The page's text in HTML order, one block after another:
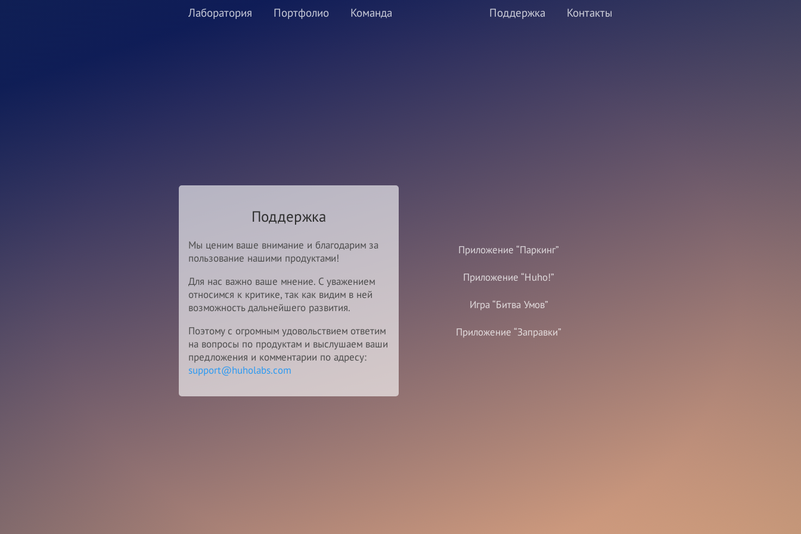
Лаборатория Портфолио Команда Поддержка Контакты
Поддержка
Мы ценим ваше внимание и благодарим за
пользование нашими продуктами!
Для нас важно ваше мнение. С уважением
относимся к критике, так как видим в ней
возможность дальнейшего развития.
Поэтому с огромным удовольствием ответим
на вопросы по продуктам и выслушаем ваши
предложения и комментарии по адресу:
support@huholabs.com
Приложение “Паркинг”
Приложение “Huho!”
Игра “Битва Умов”
Приложение “Заправки”